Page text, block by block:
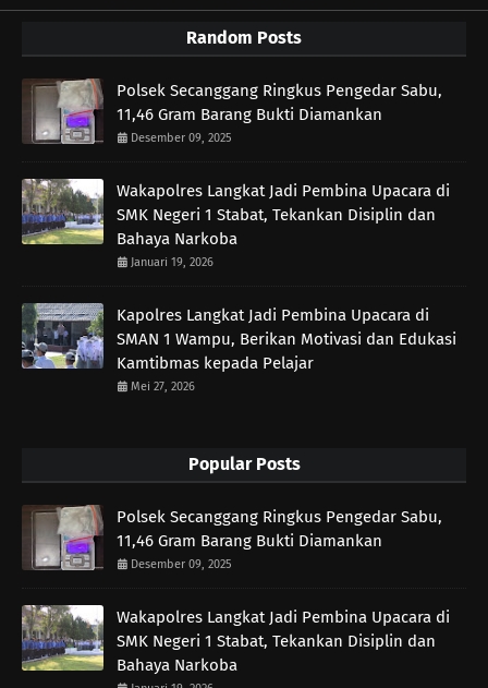
Random Posts
Polsek Secanggang Ringkus Pengedar Sabu,
11,46 Gram Barang Bukti Diamankan
Desember 09, 2025
Wakapolres Langkat Jadi Pembina Upacara di
SMK Negeri 1 Stabat, Tekankan Disiplin dan
Bahaya Narkoba
Januari 19, 2026
Kapolres Langkat Jadi Pembina Upacara di
SMAN 1 Wampu, Berikan Motivasi dan Edukasi
Kamtibmas kepada Pelajar
Mei 27, 2026
Popular Posts
Polsek Secanggang Ringkus Pengedar Sabu,
11,46 Gram Barang Bukti Diamankan
Desember 09, 2025
Wakapolres Langkat Jadi Pembina Upacara di
SMK Negeri 1 Stabat, Tekankan Disiplin dan
Bahaya Narkoba